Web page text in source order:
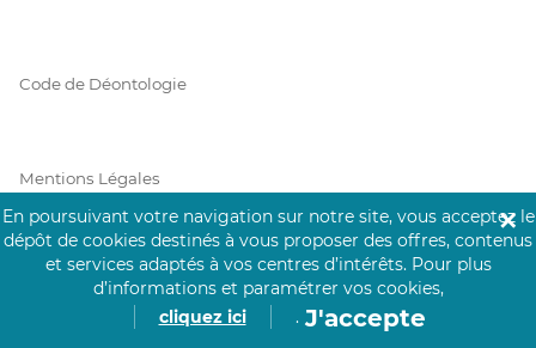
Code de Déontologie
Mentions Légales
Prérequis Click&Care
En poursuivant votre navigation sur notre site, vous acceptez le
dépôt de cookies destinés à vous proposer des offres, contenus
et services adaptés à vos centres d’intérêts. Pour plus
d’informations et paramétrer vos cookies,
cliquez ici
. J'accepte
✕